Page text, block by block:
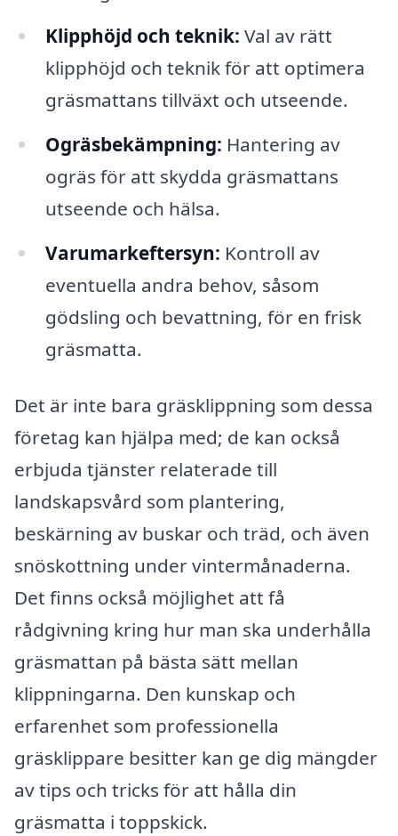
Klipphöjd och teknik: Val av rätt
klipphöjd och teknik för att optimera
gräsmattans tillväxt och utseende.
Ogräsbekämpning: Hantering av
ogräs för att skydda gräsmattans
utseende och hälsa.
Varumarkeftersyn: Kontroll av
eventuella andra behov, såsom
gödsling och bevattning, för en frisk
gräsmatta.
Det är inte bara gräsklippning som dessa
företag kan hjälpa med; de kan också
erbjuda tjänster relaterade till
landskapsvård som plantering,
beskärning av buskar och träd, och även
snöskottning under vintermånaderna.
Det finns också möjlighet att få
rådgivning kring hur man ska underhålla
gräsmattan på bästa sätt mellan
klippningarna. Den kunskap och
erfarenhet som professionella
gräsklippare besitter kan ge dig mängder
av tips och tricks för att hålla din
gräsmatta i toppskick.